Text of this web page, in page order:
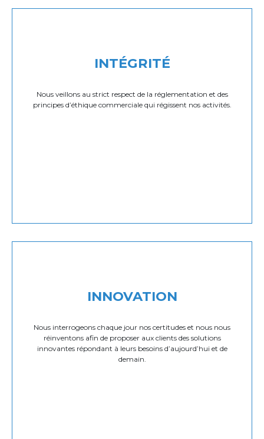
INTÉGRITÉ
Nous veillons au strict respect de la réglementation et des
principes d’éthique commerciale qui régissent nos activités.
INNOVATION
Nous interrogeons chaque jour nos certitudes et nous nous
réinventons afin de proposer aux clients des solutions
innovantes répondant à leurs besoins d’aujourd’hui et de
demain.